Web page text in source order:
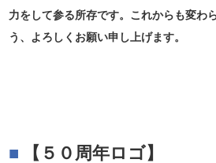
力をして参る所存です。これからも変わ
う、よろしくお願い申し上げます。
【５０周年ロゴ】